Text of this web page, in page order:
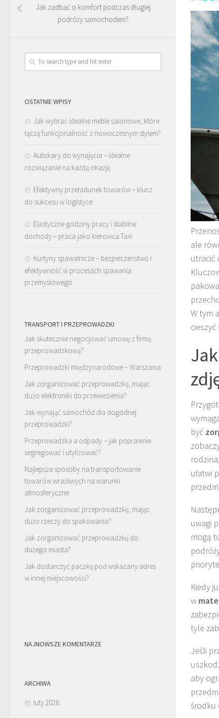
ale
utracić
W tym
być
ułatwi
uwagi
mogą
Kiedy
w
tyle
Jeśli
aby
środku
Jak zadbać o komfort podczas długiej
podróży samochodem?
OSTATNIE WPISY
Jak wybrać idealne meble salonowe, które
łączą funkcjonalność z nowoczesnym stylem?
Autokary do wynajęcia – idealne
rozwiązanie na każdą okazję
Efektywny przeładunek towarów – klucz
do sukcesu w logistyce
Elastyczne godziny pracy i stabilne
dochody – praca jako kierowca Taxi
Kurtyny spawalnicze – bezpieczeństwo i
efektywność w procesach spawania
przemysłowego
TRANSPORT I PRZEPROWADZKI
Jak skutecznie negocjować umowę z firmą
przeprowadzkową?
Przeprowadzki międzynarodowe – Warszawa
Jak zorganizować przeprowadzkę, mając
dużo elektroniki do przewiezienia?
Jak wynająć samochód dla dogodnej
przeprowadzki?
Przeprowadzka a odpady – jak poprawnie
segregować i utylizować?
Najlepsze sposoby na transportowanie
towarów wrażliwych na warunki
atmosferyczne
Jak zorganizować przeprowadzkę, mając
dużo rzeczy do spakowania?
Jak zorganizować przeprowadzkę do
dużego miasta?
Jak dostarczyć paczkę pod wskazany adres
w innej miejscowości?
NAJNOWSZE KOMENTARZE
ARCHIWA
luty 2026